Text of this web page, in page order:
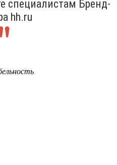
специалистам Бренд-
hh.ru